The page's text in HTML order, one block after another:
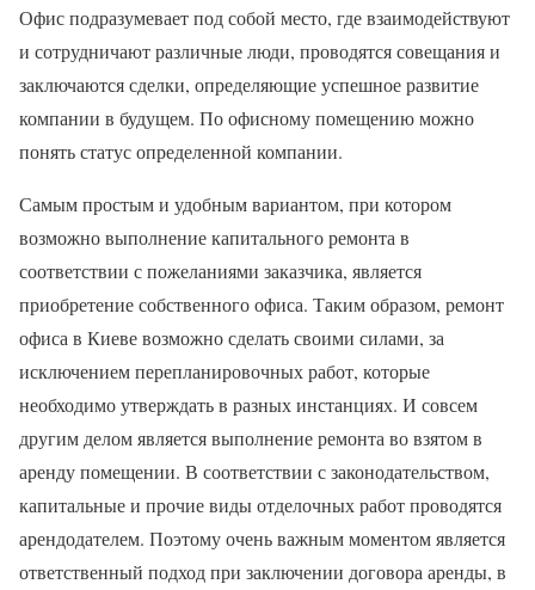
Офис подразумевает под собой место, где взаимодействуют
и сотрудничают различные люди, проводятся совещания и
заключаются сделки, определяющие успешное развитие
компании в будущем. По офисному помещению можно
понять статус определенной компании.
Самым простым и удобным вариантом, при котором
возможно выполнение капитального ремонта в
соответствии с пожеланиями заказчика, является
приобретение собственного офиса. Таким образом, ремонт
офиса в Киеве возможно сделать своими силами, за
исключением перепланировочных работ, которые
необходимо утверждать в разных инстанциях. И совсем
другим делом является выполнение ремонта во взятом в
аренду помещении. В соответствии с законодательством,
капитальные и прочие виды отделочных работ проводятся
арендодателем. Поэтому очень важным моментом является
ответственный подход при заключении договора аренды, в